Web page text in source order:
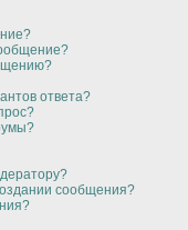
ответа?
сообщения?